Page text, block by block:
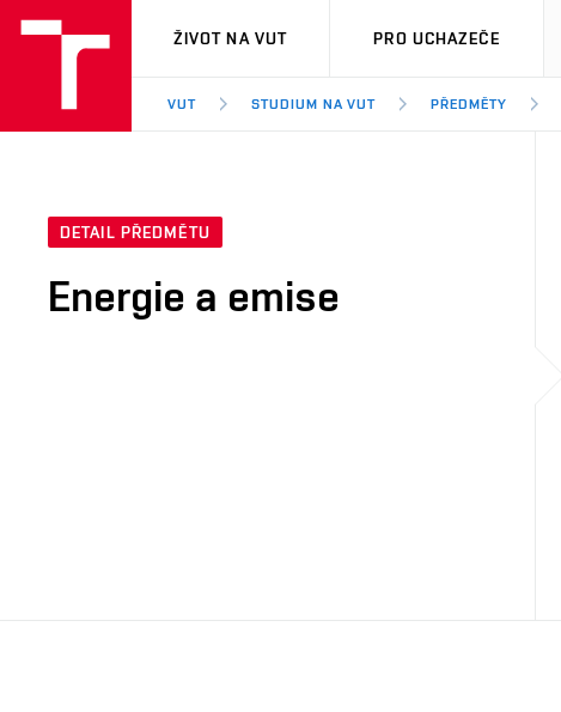
VUT
ŽIVOT NA VUT PRO UCHAZEČE
VUT STUDIUM NA VUT PŘEDMĚTY
DETAIL PŘEDMĚTU
Energie a emise